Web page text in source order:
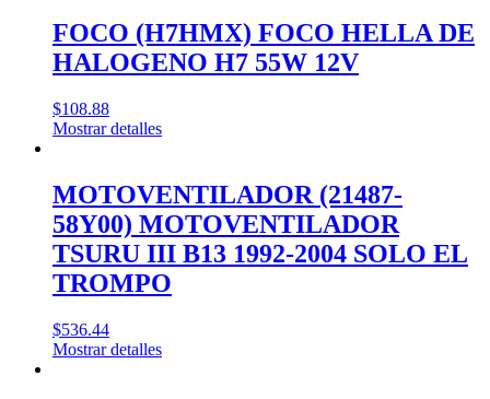
FOCO (H7HMX) FOCO HELLA DE
HALOGENO H7 55W 12V
$108.88
Mostrar detalles
MOTOVENTILADOR (21487-
58Y00) MOTOVENTILADOR
TSURU III B13 1992-2004 SOLO EL
TROMPO
$536.44
Mostrar detalles